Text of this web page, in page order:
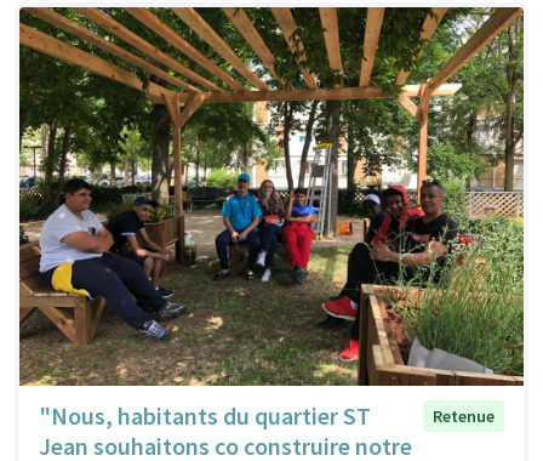
"Nous, habitants du quartier ST
Jean souhaitons co construire notre
Retenue